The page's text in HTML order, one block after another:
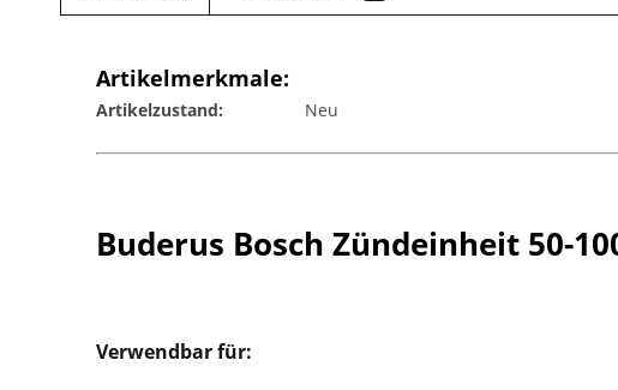
Artikelmerkmale:
Artikelzustand: Neu
Buderus Bosch Zündeinheit 50-
Verwendbar für: